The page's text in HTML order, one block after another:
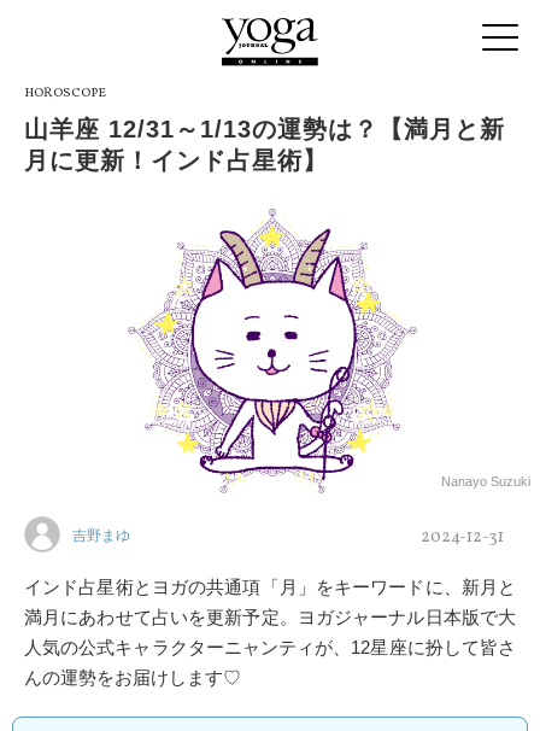
HOROSCOPE
山羊座 12/31～1/13の運勢は？【満月と新
月に更新！インド占星術】
Nanayo Suzuki
吉野まゆ 2024-12-31
インド占星術とヨガの共通項「月」をキーワードに、新月と
満月にあわせて占いを更新予定。ヨガジャーナル日本版で大
人気の公式キャラクターニャンティが、12星座に扮して皆さ
んの運勢をお届けします♡